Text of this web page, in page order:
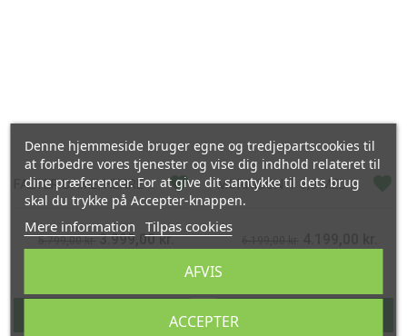
Vis her
FALTER DAME/HERRE CYKEL MED 7 INDV. GEAR
3.999,00 kr.
favorite MORRISON T 3,0 MED UDVENDIGE GEAR favorite
Denne hjemmeside bruger egne og tredjepartscookies til
at forbedre vores tjenester og vise dig indhold relateret til
dine præferencer. For at give dit samtykke til dets brug
skal du trykke på Accepter-knappen.
Mere information Tilpas cookies
AFVIS
ACCEPTER